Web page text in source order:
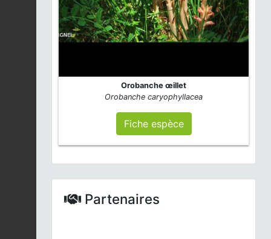
Fiche espèce
Rumex conglomeratus
2026-08-04
Saule marsault |Salix
caprea
2026-08-04
2026-08-04
Orobanche œillet
Orobanche caryophyllacea
Fiche espèce
Partenaires